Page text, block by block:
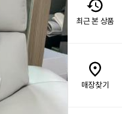
최근 본 상품
매장찾기